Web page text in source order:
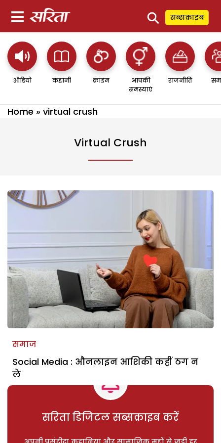
⚲ सब्सक्राइब
ऑडियो कहानी क्राइम
आपकी
समस्याएं
राजनीति
Home » virtual crush
Virtual Crush
समाज
Social Media : औनलाइन आशिकी कहीं ठग न
ले
सरिता डिजिटल सब्सक्राइब करें